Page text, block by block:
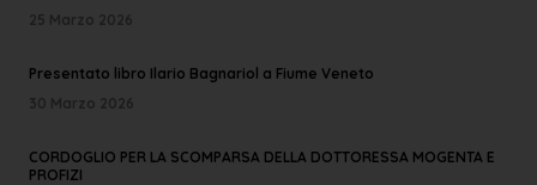
25 Marzo 2026
Presentato libro Ilario Bagnariol a Fiume Veneto
30 Marzo 2026
CORDOGLIO PER LA SCOMPARSA DELLA DOTTORESSA MOGENTA E
PROFIZI